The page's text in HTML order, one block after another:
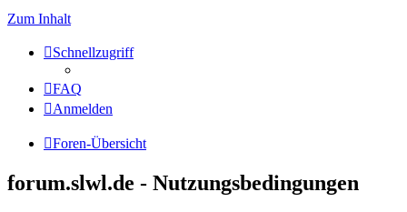
Zum Inhalt
Schnellzugriff
FAQ
Anmelden
Foren-Übersicht
forum.slwl.de - Nutzungsbedingungen